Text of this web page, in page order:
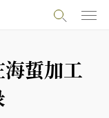
蜇加工